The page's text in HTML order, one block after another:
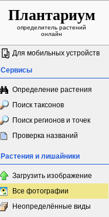
Плантариум
определитель растений
онлайн
Для мобильных устройств
Сервисы
Определение растения
Поиск таксонов
Поиск регионов и точек
Проверка названий
Растения и лишайники
Загрузить изображение
Все фотографии
Неопределённые виды